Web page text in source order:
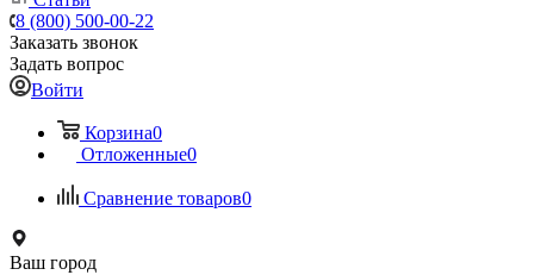
8 (800) 500-00-22
Заказать звонок
Задать вопрос
Войти
Корзина0
Отложенные0
Сравнение товаров0
Ваш город